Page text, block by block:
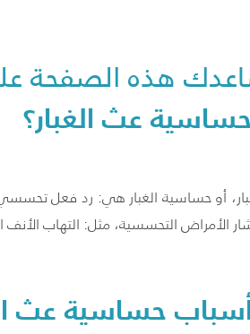
هذه الصفحة
عث الغبار؟
أو حساسية الغبار هي: رد فعل تحسسي
الأمراض التحسسية، مثل: التهاب
حساسية عث